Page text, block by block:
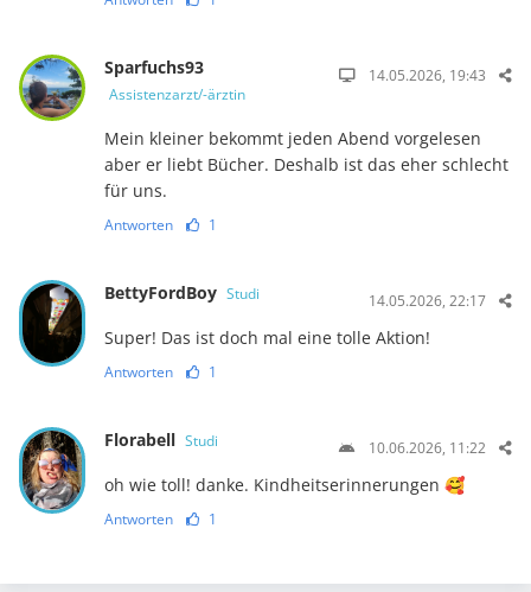
Sparfuchs93
Assistenzarzt/-ärztin
14.05.2026, 19:43
Mein kleiner bekommt jeden Abend vorgelesen
aber er liebt Bücher. Deshalb ist das eher schlecht
für uns.
Antworten 1
BettyFordBoy Studi 14.05.2026, 22:17
Super! Das ist doch mal eine tolle Aktion!
Antworten 1
Florabell Studi 10.06.2026, 11:22
oh wie toll! danke. Kindheitserinnerungen 🥰
Antworten 1